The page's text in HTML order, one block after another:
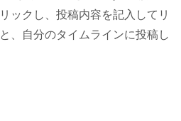
ックし、投稿内容を記入してリ
、自分のタイムラインに投稿し